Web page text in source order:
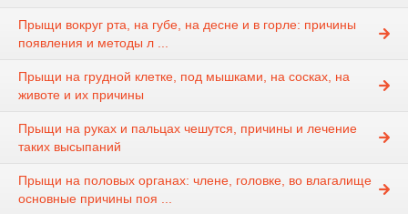
Прыщи вокруг рта, на губе, на десне и в горле: причины
появления и методы л ...
Прыщи на грудной клетке, под мышками, на сосках, на
животе и их причины
Прыщи на руках и пальцах чешутся, причины и лечение
таких высыпаний
Прыщи на половых органах: члене, головке, во влагалище
основные причины поя ...